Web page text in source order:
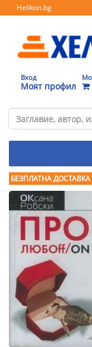
Helikon.bg
Вход
Моят профил
БЕЗПЛАТНА